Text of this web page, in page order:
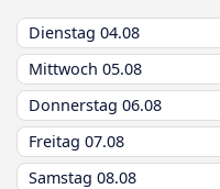
Dienstag 04.08
Mittwoch 05.08
Donnerstag 06.08
Freitag 07.08
Samstag 08.08